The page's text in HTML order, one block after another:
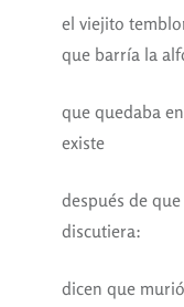
el viejito
que barría la
que quedaba
existe
después de
discutiera:
dicen que